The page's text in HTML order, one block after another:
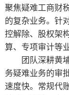
聚焦疑难工商财
的复杂业务。针
控解除、股权架
算、专项审计等
团队深耕黄埔
务疑难业务的审
速度快。常规代